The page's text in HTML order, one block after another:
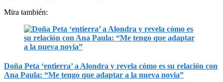
Mira también:
Doña Peta ‘entierra’ a Alondra y revela cómo es su relación con
Ana Paula: “Me tengo que adaptar a la nueva novia”